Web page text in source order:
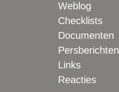
Weblog
Checklists
Documenten
Persberichten
Links
Reacties